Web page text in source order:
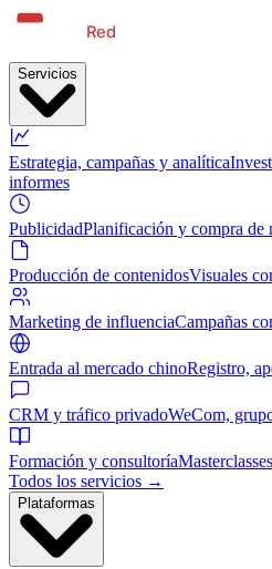
Servicios
Estrategia, campañas y analítica
informes
PublicidadPlanificación y compra de
Producción de contenidosVisuales
Marketing de influenciaCampañas
Entrada al mercado chinoRegistro,
CRM y tráfico privadoWeCom,
Formación y consultoría
Todos los servicios →
Plataformas